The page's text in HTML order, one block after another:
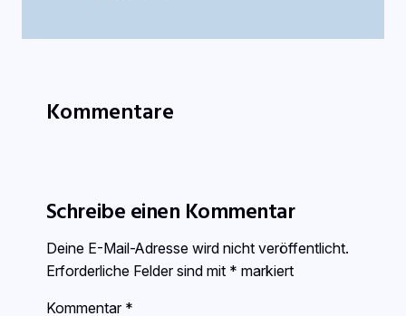
Kommentare
Schreibe einen Kommentar
Deine E-Mail-Adresse wird nicht veröffentlicht.
Erforderliche Felder sind mit * markiert
Kommentar *